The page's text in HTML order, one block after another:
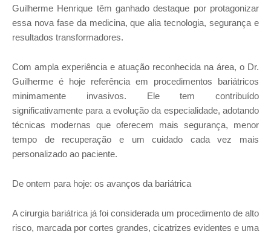
Guilherme Henrique têm ganhado destaque por protagonizar
essa nova fase da medicina, que alia tecnologia, segurança e
resultados transformadores.
Com ampla experiência e atuação reconhecida na área, o Dr.
Guilherme é hoje referência em procedimentos bariátricos
minimamente invasivos. Ele tem contribuído
significativamente para a evolução da especialidade, adotando
técnicas modernas que oferecem mais segurança, menor
tempo de recuperação e um cuidado cada vez mais
personalizado ao paciente.
De ontem para hoje: os avanços da bariátrica
A cirurgia bariátrica já foi considerada um procedimento de alto
risco, marcada por cortes grandes, cicatrizes evidentes e uma